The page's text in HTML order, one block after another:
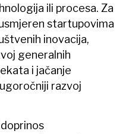
ili procesa. Za
startupovima
inovacija,
generalnih
i jačanje
razvoj